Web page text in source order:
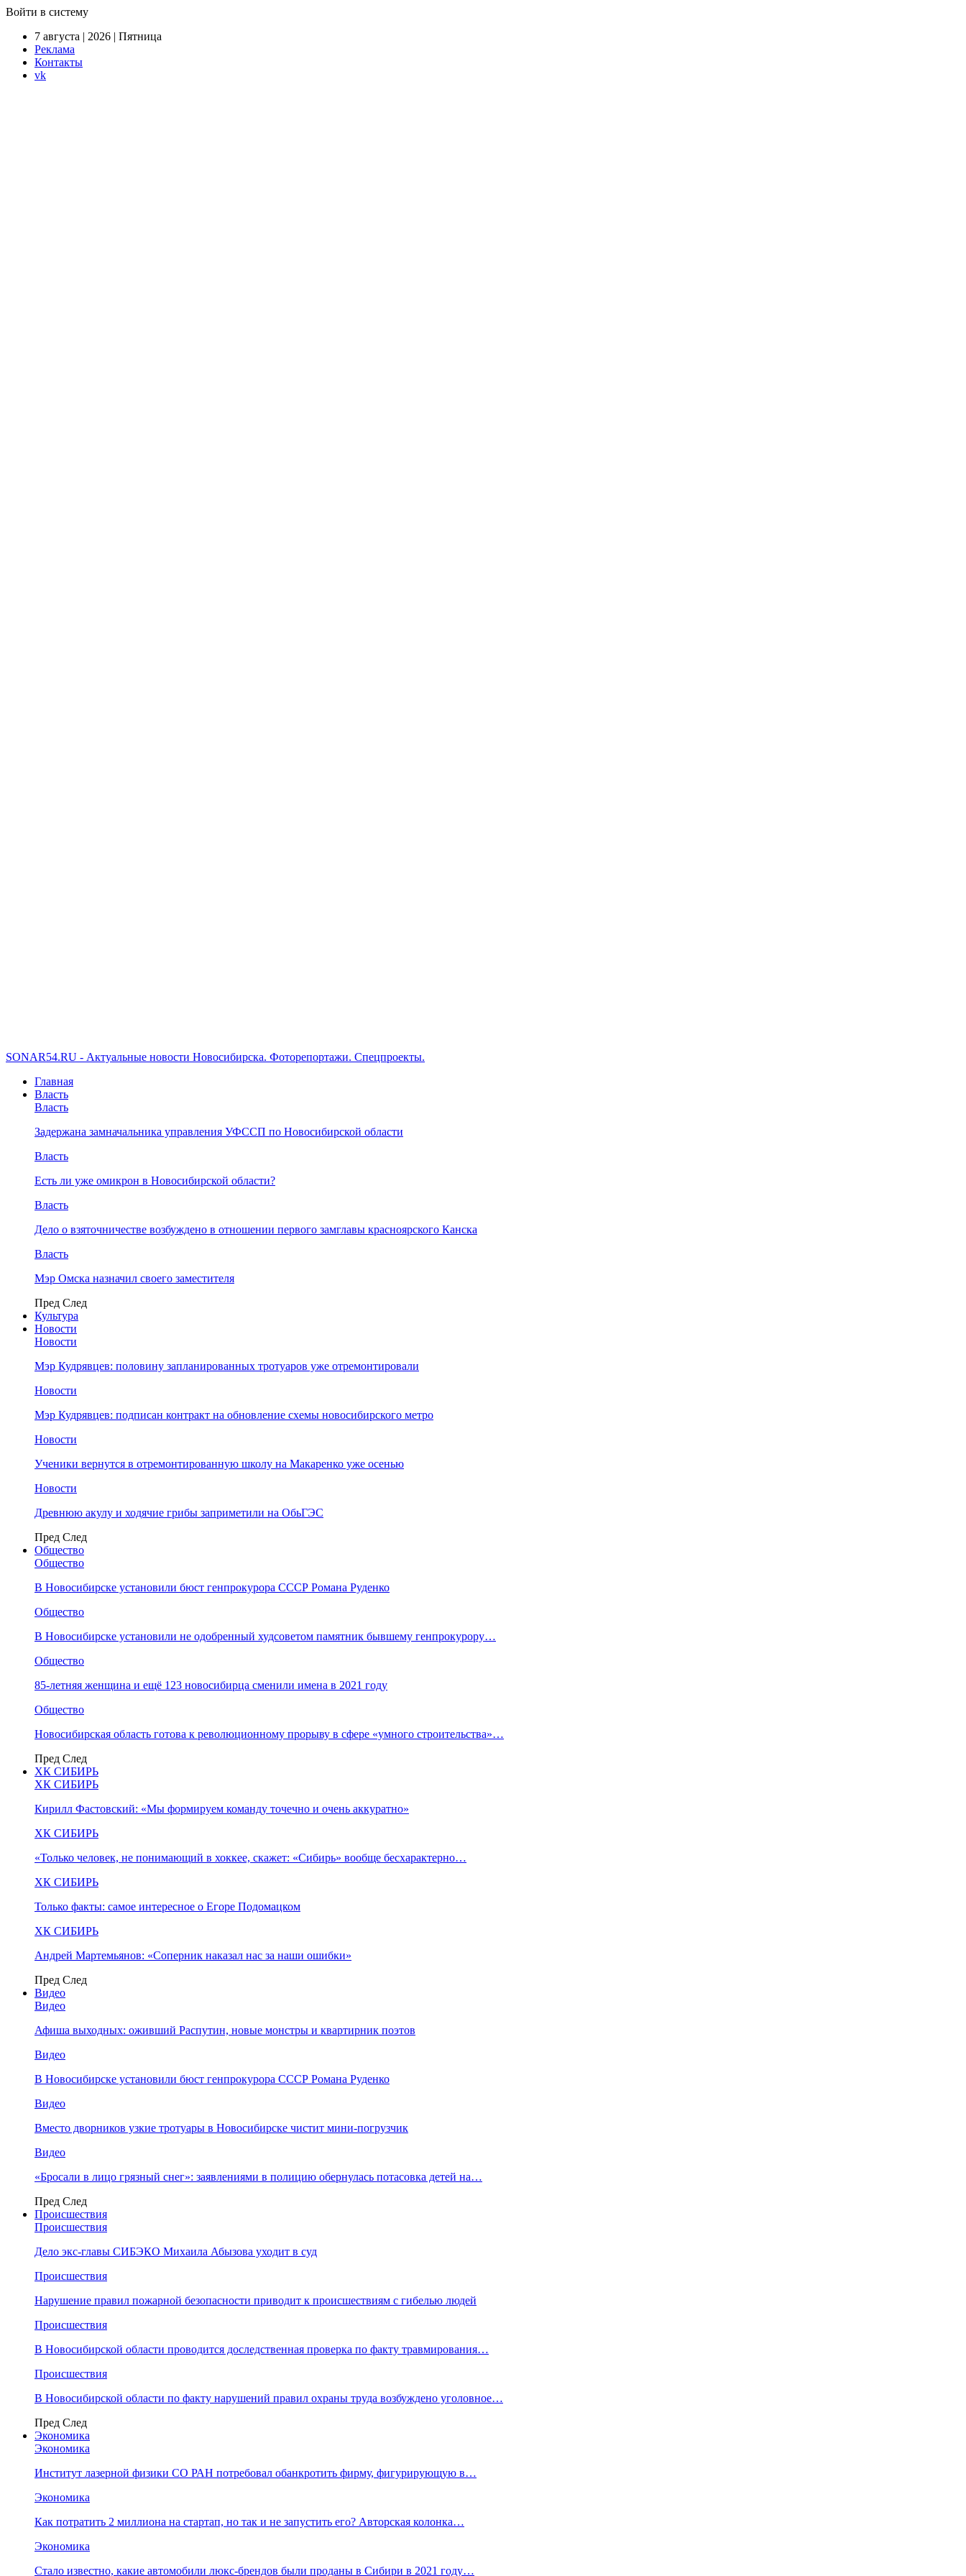
Войти в систему
7 августа | 2026 | Пятница
Реклама
Контакты
vk
SONAR54.RU - Актуальные новости Новосибирска. Фоторепортажи. Спецпроекты.
Главная
Власть
Власть
Задержана замначальника управления УФССП по Новосибирской области
Власть
Есть ли уже омикрон в Новосибирской области?
Власть
Дело о взяточничестве возбуждено в отношении первого замглавы красноярского Канска
Власть
Мэр Омска назначил своего заместителя
Пред След
Культура
Новости
Новости
Мэр Кудрявцев: половину запланированных тротуаров уже отремонтировали
Новости
Мэр Кудрявцев: подписан контракт на обновление схемы новосибирского метро
Новости
Ученики вернутся в отремонтированную школу на Макаренко уже осенью
Новости
Древнюю акулу и ходячие грибы заприметили на ОбьГЭС
Пред След
Общество
Общество
В Новосибирске установили бюст генпрокурора СССР Романа Руденко
Общество
В Новосибирске установили не одобренный худсоветом памятник бывшему генпрокурору…
Общество
85-летняя женщина и ещё 123 новосибирца сменили имена в 2021 году
Общество
Новосибирская область готова к революционному прорыву в сфере «умного строительства»…
Пред След
ХК СИБИРЬ
ХК СИБИРЬ
Кирилл Фастовский: «Мы формируем команду точечно и очень аккуратно»
ХК СИБИРЬ
«Только человек, не понимающий в хоккее, скажет: «Сибирь» вообще бесхарактерно…
ХК СИБИРЬ
Только факты: самое интересное о Егоре Подомацком
ХК СИБИРЬ
Андрей Мартемьянов: «Соперник наказал нас за наши ошибки»
Пред След
Видео
Видео
Афиша выходных: оживший Распутин, новые монстры и квартирник поэтов
Видео
В Новосибирске установили бюст генпрокурора СССР Романа Руденко
Видео
Вместо дворников узкие тротуары в Новосибирске чистит мини-погрузчик
Видео
«Бросали в лицо грязный снег»: заявлениями в полицию обернулась потасовка детей на…
Пред След
Происшествия
Происшествия
Дело экс-главы СИБЭКО Михаила Абызова уходит в суд
Происшествия
Нарушение правил пожарной безопасности приводит к происшествиям с гибелью людей
Происшествия
В Новосибирской области проводится доследственная проверка по факту травмирования…
Происшествия
В Новосибирской области по факту нарушений правил охраны труда возбуждено уголовное…
Пред След
Экономика
Экономика
Институт лазерной физики СО РАН потребовал обанкротить фирму, фигурирующую в…
Экономика
Как потратить 2 миллиона на стартап, но так и не запустить его? Авторская колонка…
Экономика
Стало известно, какие автомобили люкс-брендов были проданы в Сибири в 2021 году…